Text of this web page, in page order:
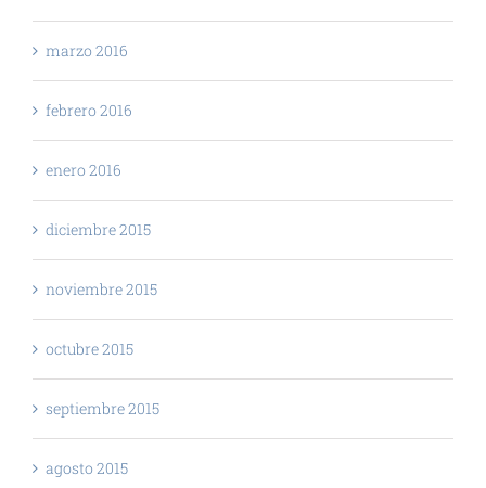
marzo 2016
febrero 2016
enero 2016
diciembre 2015
noviembre 2015
octubre 2015
septiembre 2015
agosto 2015